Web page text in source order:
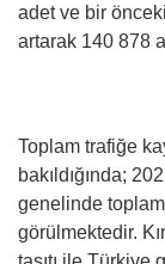
adet ve bir
artarak 140 878
Toplam trafiğe
bakıldığında;
genelinde toplam
görülmektedir.